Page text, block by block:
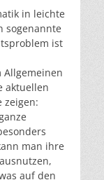
in leichte
sogenannte
ist
Allgemeinen
aktuellen
zeigen:
man ihre
auf den